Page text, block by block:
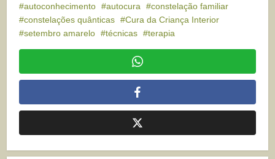
autoconhecimento autocura
constelação familiar
constelações quânticas
Cura da Criança Interior
setembro amarelo
técnicas terapia